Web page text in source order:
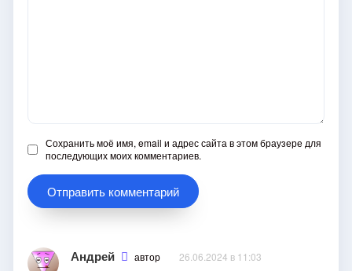
Сохранить моё имя, email и адрес сайта в этом браузере для
последующих моих комментариев.
Андрей автор 26.06.2024 в 11:03